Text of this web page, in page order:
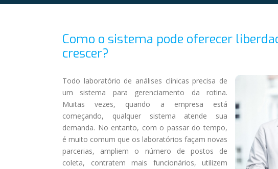
Como o sistema pode oferecer
crescer?
Todo laboratório de análises clínicas precisa de
um sistema para gerenciamento da rotina.
Muitas vezes, quando a empresa está
começando, qualquer sistema atende sua
demanda. No entanto, com o passar do tempo,
é muito comum que os laboratórios façam novas
parcerias, ampliem o número de postos de
coleta, contratem mais funcionários, utilizem